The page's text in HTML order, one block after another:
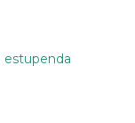
estupenda